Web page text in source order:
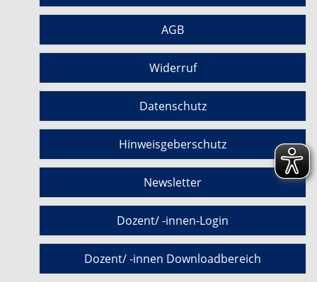
AGB
Widerruf
Datenschutz
Hinweisgeberschutz
Newsletter
Dozent/ -innen-Login
Dozent/ -innen Downloadbereich